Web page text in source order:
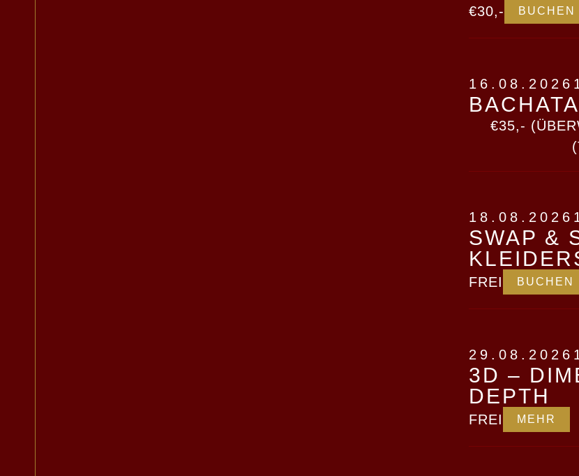
€30,- BUCHEN
16.08.2026
€35,-
18.08.2026
SWAP &
FREI BUCHEN
29.08.2026
3D –
DEPTH
FREI MEHR